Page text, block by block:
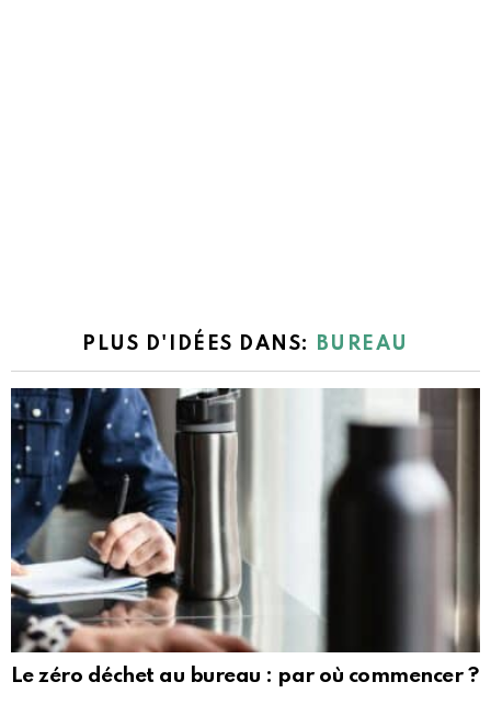
PLUS D'IDÉES DANS: BUREAU
Le zéro déchet au bureau : par où commencer ?